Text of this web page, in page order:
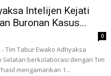
Intelijen Kejati
Buronan Kasus...
0
- Tim Tabur Ewako Adhyaksa
Selatan berkolaborasi dengan Tim
mengamankan 1...